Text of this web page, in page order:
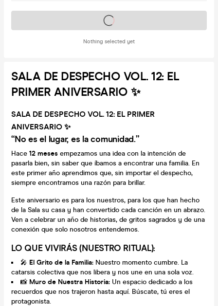
Nothing selected yet
Tickets on sale soon
SALA DE DESPECHO VOL. 12: EL
PRIMER ANIVERSARIO ✨
SALA DE DESPECHO VOL. 12: EL PRIMER
ANIVERSARIO ✨
“No es el lugar, es la comunidad.”
Hace 12 meses empezamos una idea con la intención de
pasarla bien, sin saber que íbamos a encontrar una familia. En
este primer año aprendimos que, sin importar el despecho,
siempre encontramos una razón para brillar.
Este aniversario es para los nuestros, para los que han hecho
de la Sala su casa y han convertido cada canción en un abrazo.
Ven a celebrar un año de historias, de gritos sagrados y de una
conexión que solo nosotros entendemos.
LO QUE VIVIRÁS (NUESTRO RITUAL):
🎤 El Grito de la Familia: Nuestro momento cumbre. La
catarsis colectiva que nos libera y nos une en una sola voz.
📸 Muro de Nuestra Historia: Un espacio dedicado a los
recuerdos que nos trajeron hasta aquí. Búscate, tú eres el
protagonista.